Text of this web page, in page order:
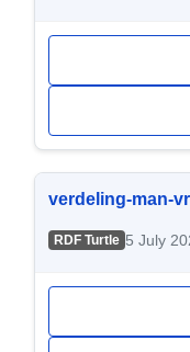
verdeling-man-
RDF Turtle 5 July